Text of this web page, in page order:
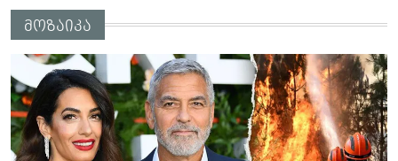
გია ჯაფარიძე
მოზაიკა